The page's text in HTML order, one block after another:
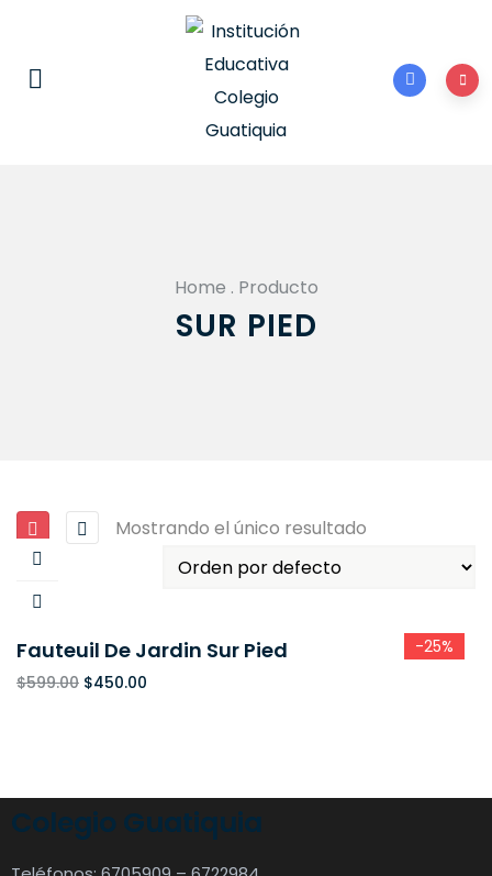
Home . Producto
SUR PIED
Mostrando el único resultado
-25%
Fauteuil De Jardin Sur Pied
$599.00 $450.00
Colegio Guatiquia